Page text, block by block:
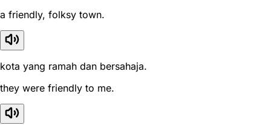
a friendly, folksy town.
kota yang ramah dan bersahaja.
they were friendly to me.